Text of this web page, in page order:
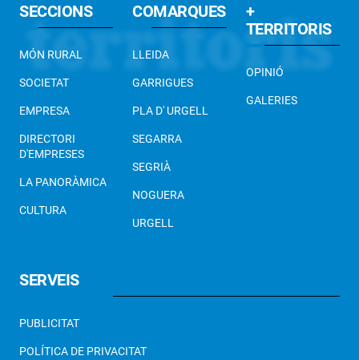
SECCIONS
MÓN RURAL
SOCIETAT
EMPRESA
DIRECTORI
D'EMPRESES
LA PANORÀMICA
CULTURA
COMARQUES
LLEIDA
GARRIGUES
PLA D' URGELL
SEGARRA
SEGRIÀ
NOGUERA
URGELL
+
TERRITORIS
OPINIÓ
GALERIES
SERVEIS
PUBLICITAT
POLÍTICA DE PRIVACITAT